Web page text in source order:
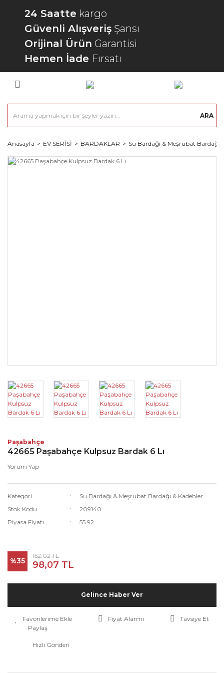
24 Saatte kargo
Güvenli Alışveriş Şansı
Orijinal Ürün Garantisi
Hemen İade Fırsatı
ARA
Anasayfa EV SERİSİ BARDAKLAR Su Bardağı & Meşrubat Bardağı
Paşabahçe
42665 Paşabahçe Kulpsuz Bardak 6 Lı
Yorum Yap
Kategori
Su Bardağı & Meşrubat Bardağı & Kadehler
Stok Kodu
209140
Piyasa Fiyatı
55.92
%35
152,02 TL
98,07 TL
Gelince Haber Ver
Fiyat Alarmı
Tavsiye Et
Paylaş
Hızlı Gönderi